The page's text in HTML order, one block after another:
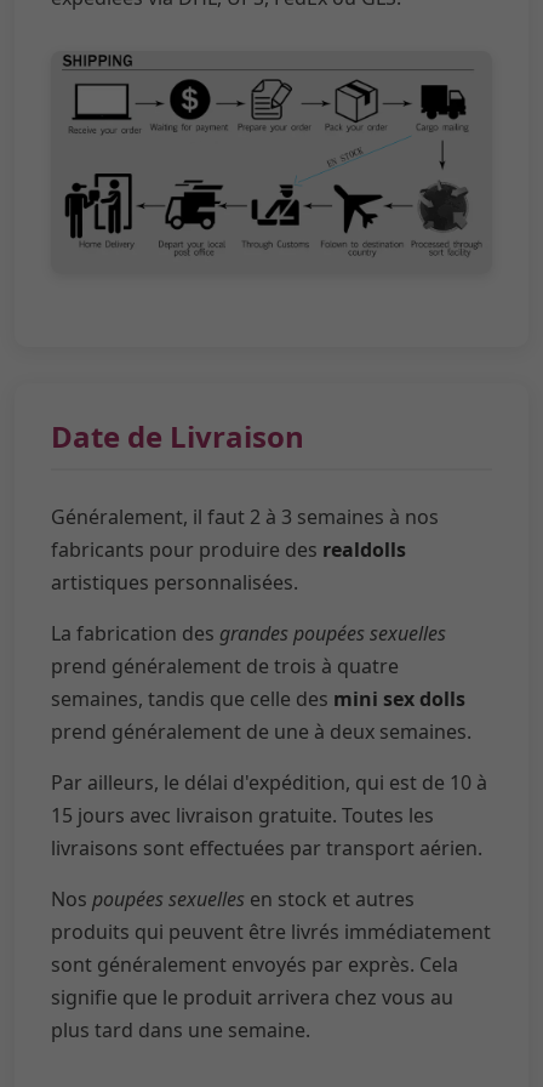
Date de Livraison
Généralement, il faut 2 à 3 semaines à nos
fabricants pour produire des realdolls
artistiques personnalisées.
La fabrication des grandes poupées sexuelles
prend généralement de trois à quatre
semaines, tandis que celle des mini sex dolls
prend généralement de une à deux semaines.
Par ailleurs, le délai d'expédition, qui est de 10 à
15 jours avec livraison gratuite. Toutes les
livraisons sont effectuées par transport aérien.
Nos poupées sexuelles en stock et autres
produits qui peuvent être livrés immédiatement
sont généralement envoyés par exprès. Cela
signifie que le produit arrivera chez vous au
plus tard dans une semaine.